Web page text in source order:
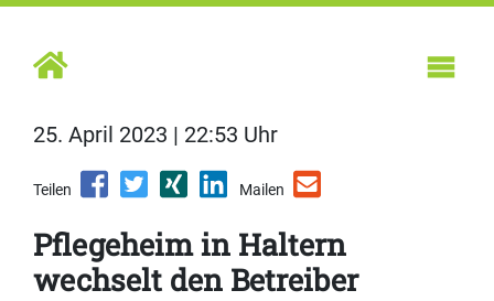
25. April 2023 | 22:53 Uhr
Teilen Mailen
Pflegeheim in Haltern
wechselt den Betreiber